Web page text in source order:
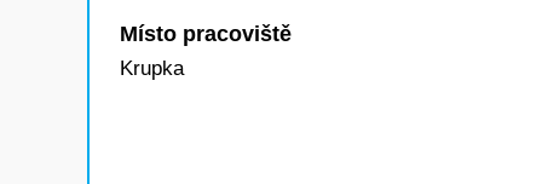
Místo pracoviště
Krupka